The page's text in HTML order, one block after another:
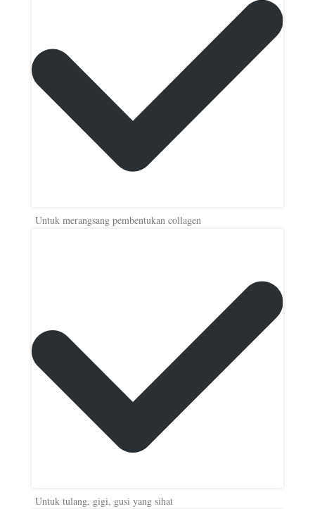
Untuk merangsang pembentukan collagen
Untuk tulang, gigi, gusi yang sihat